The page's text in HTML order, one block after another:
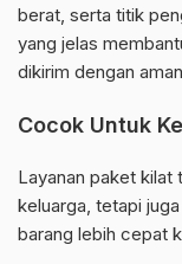
berat, serta titik
yang jelas
dikirim dengan
Cocok Untuk
Layanan paket kilat
keluarga, tetapi
barang lebih cepat